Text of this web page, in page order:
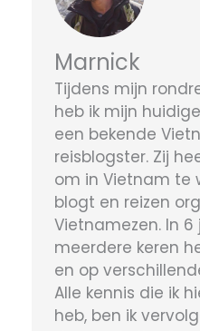
Marnick
Tijdens mijn
heb ik mijn
een bekende
reisblogster. Zij
om in Vietnam te
blogt en reizen
Vietnamezen. In
meerdere keren
en op
Alle kennis die ik
heb, ben ik